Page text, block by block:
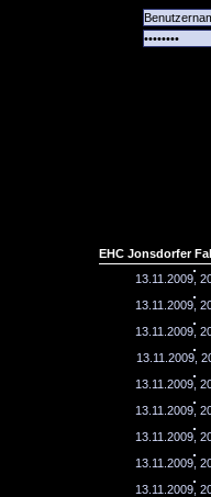
EHC Jonsdorfer
13.11.2009,
13.11.2009,
13.11.2009,
13.11.2009,
13.11.2009,
13.11.2009,
13.11.2009,
13.11.2009,
13.11.2009,